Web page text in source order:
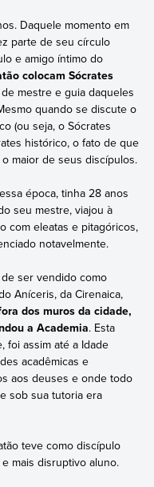
Daquele momento em
parte de seu círculo
e amigo íntimo do
colocam Sócrates
mestre e guia daqueles
quando se discute o
(ou seja, o Sócrates
histórico, o fato de que
maior de seus discípulos.
época, tinha 28 anos
seu mestre, viajou à
com eleatas e pitagóricos,
notavelmente.
ser vendido como
Aníceris, da Cirenaica,
dos muros da cidade,
a Academia. Esta
foi assim até a Idade
acadêmicas e
aos deuses e onde todo
sob sua tutoria era
teve como discípulo
mais disruptivo aluno.